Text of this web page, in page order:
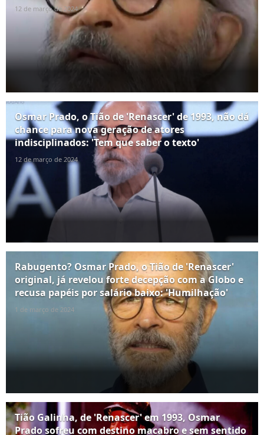
12 de março de 2024
Osmar Prado, o Tião de 'Renascer' de 1993, não dá
chance para nova geração de atores
indisciplinados: 'Tem que saber o texto'
12 de março de 2024
Rabugento? Osmar Prado, o Tião de 'Renascer'
original, já revelou forte decepção com a Globo e
recusa papéis por salário baixo: 'Humilhação'
1 de março de 2024
Tião Galinha, de 'Renascer' em 1993, Osmar
Prado sofreu com destino macabro e sem sentido